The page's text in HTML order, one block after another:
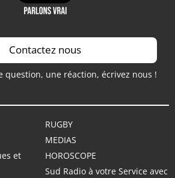
Contactez nous
question, une réaction, écrivez nous !
RUGBY
MEDIAS
et
HOROSCOPE
Sud Radio à votre Service avec